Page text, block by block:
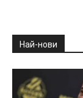
Най-нови